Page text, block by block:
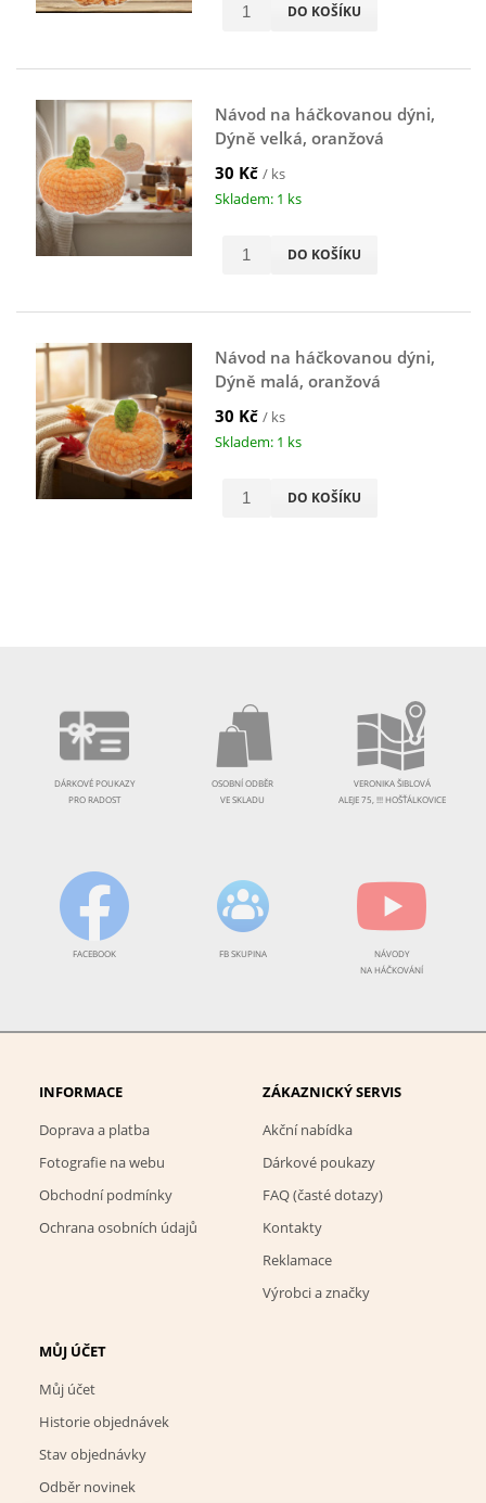
DO KOŠÍKU
Návod na háčkovanou dýni,
Dýně velká, oranžová
30 Kč / ks
Skladem: 1 ks
DO KOŠÍKU
Návod na háčkovanou dýni,
Dýně malá, oranžová
30 Kč / ks
Skladem: 1 ks
DO KOŠÍKU
DÁRKOVÉ POUKAZY
PRO RADOST
OSOBNÍ ODBĚR
VE SKLADU
VERONIKA ŠIBLOVÁ
ALEJE 75, !!! HOŠŤÁLKOVICE
FACEBOOK FB SKUPINA
NÁVODY
NA HÁČKOVÁNÍ
INFORMACE
Doprava a platba
Fotografie na webu
Obchodní podmínky
Ochrana osobních údajů
ZÁKAZNICKÝ SERVIS
Akční nabídka
Dárkové poukazy
FAQ (časté dotazy)
Kontakty
Reklamace
Výrobci a značky
MŮJ ÚČET
Můj účet
Historie objednávek
Stav objednávky
Odběr novinek